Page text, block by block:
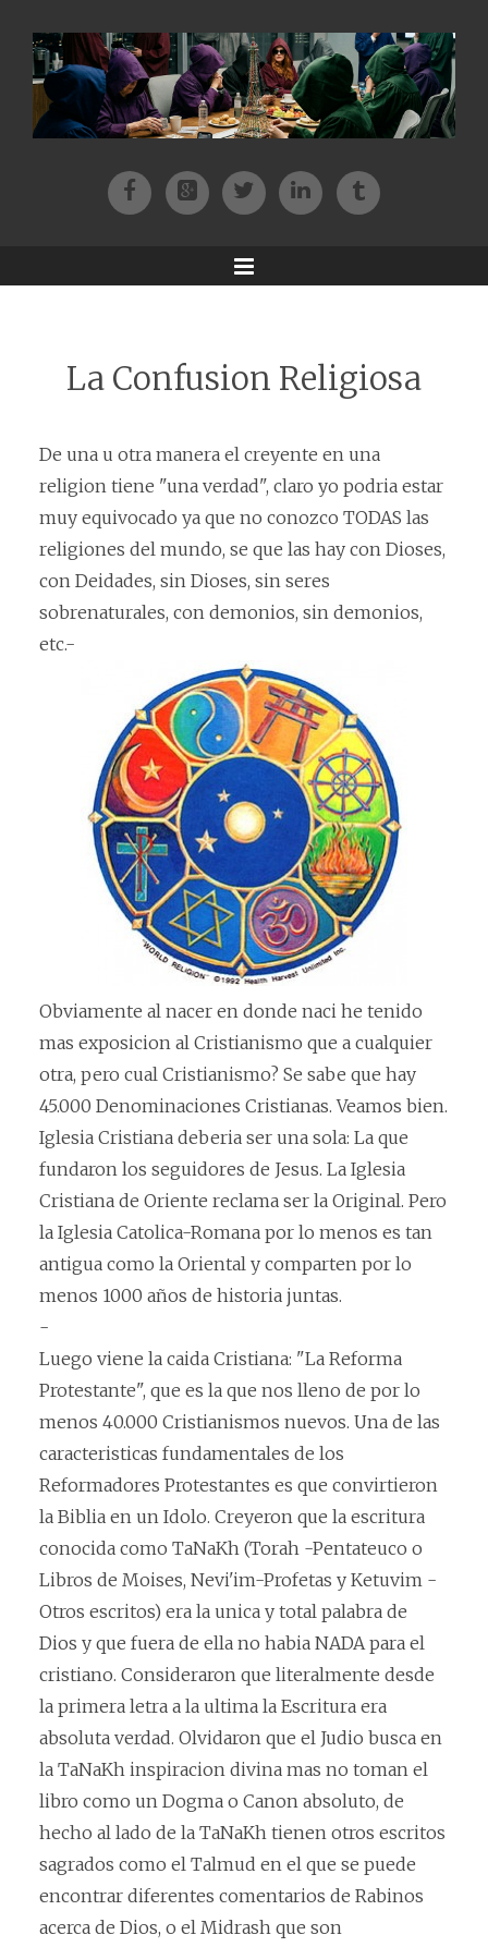
FacebookPatreonTwitterInstagram
Tik-tok
Menu
La Confusion Religiosa
De una u otra manera el creyente en una
religion tiene "una verdad", claro yo podria estar
muy equivocado ya que no conozco TODAS las
religiones del mundo, se que las hay con Dioses,
con Deidades, sin Dioses, sin seres
sobrenaturales, con demonios, sin demonios,
etc.-
Obviamente al nacer en donde naci he tenido
mas exposicion al Cristianismo que a cualquier
otra, pero cual Cristianismo? Se sabe que hay
45.000 Denominaciones Cristianas. Veamos bien.
Iglesia Cristiana deberia ser una sola: La que
fundaron los seguidores de Jesus. La Iglesia
Cristiana de Oriente reclama ser la Original. Pero
la Iglesia Catolica-Romana por lo menos es tan
antigua como la Oriental y comparten por lo
menos 1000 años de historia juntas.
-
Luego viene la caida Cristiana: "La Reforma
Protestante", que es la que nos lleno de por lo
menos 40.000 Cristianismos nuevos. Una de las
caracteristicas fundamentales de los
Reformadores Protestantes es que convirtieron
la Biblia en un Idolo. Creyeron que la escritura
conocida como TaNaKh (Torah -Pentateuco o
Libros de Moises, Nevi'im-Profetas y Ketuvim -
Otros escritos) era la unica y total palabra de
Dios y que fuera de ella no habia NADA para el
cristiano. Consideraron que literalmente desde
la primera letra a la ultima la Escritura era
absoluta verdad. Olvidaron que el Judio busca en
la TaNaKh inspiracion divina mas no toman el
libro como un Dogma o Canon absoluto, de
hecho al lado de la TaNaKh tienen otros escritos
sagrados como el Talmud en el que se puede
encontrar diferentes comentarios de Rabinos
acerca de Dios, o el Midrash que son